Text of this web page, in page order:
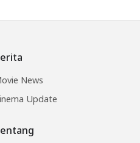
News
Update